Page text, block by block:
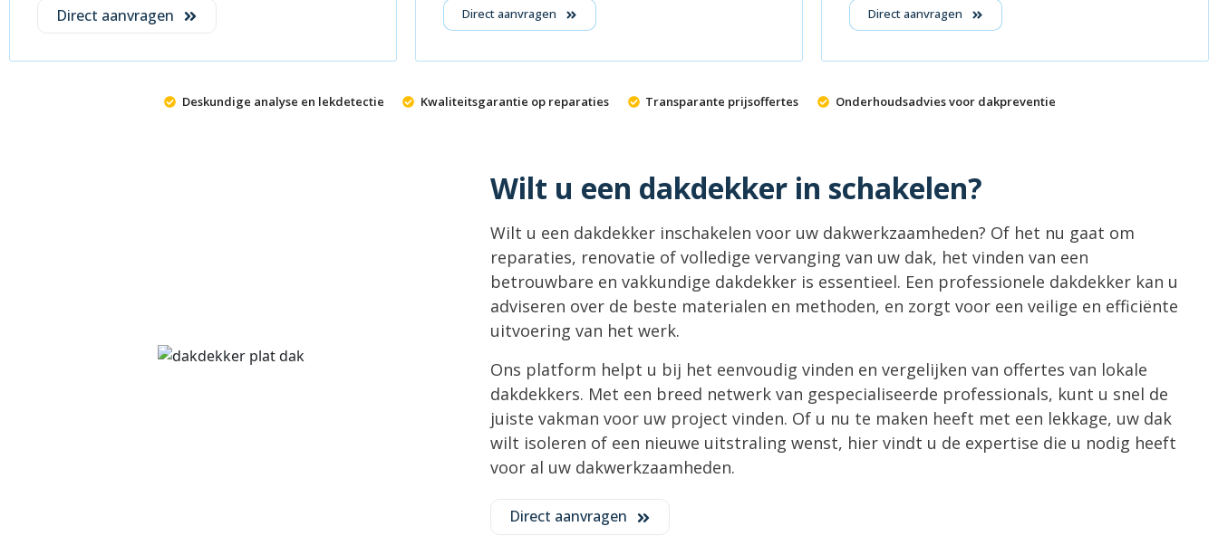
Direct aanvragen Direct aanvragen Direct aanvragen
Deskundige analyse en lekdetectie Kwaliteitsgarantie op reparaties Transparante prijsoffertes Onderhoudsadvies voor dakpreventie
Wilt u een dakdekker in schakelen?
Wilt u een dakdekker inschakelen voor uw dakwerkzaamheden? Of het nu gaat om
reparaties, renovatie of volledige vervanging van uw dak, het vinden van een
betrouwbare en vakkundige dakdekker is essentieel. Een professionele dakdekker kan u
adviseren over de beste materialen en methoden, en zorgt voor een veilige en efficiënte
uitvoering van het werk.
Ons platform helpt u bij het eenvoudig vinden en vergelijken van offertes van lokale
dakdekkers. Met een breed netwerk van gespecialiseerde professionals, kunt u snel de
juiste vakman voor uw project vinden. Of u nu te maken heeft met een lekkage, uw dak
wilt isoleren of een nieuwe uitstraling wenst, hier vindt u de expertise die u nodig heeft
voor al uw dakwerkzaamheden.
Direct aanvragen